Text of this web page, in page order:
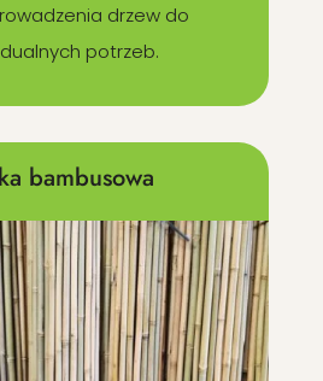
drzew do
potrzeb.
bambusowa